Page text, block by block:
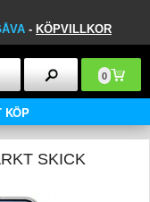
- KÖPVILLKOR
0
KÖP
SKICK